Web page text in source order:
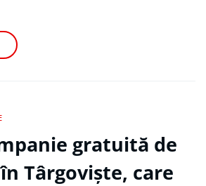
gratuită de
Târgoviște, care